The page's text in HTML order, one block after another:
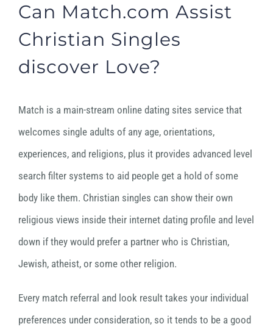
Can Match.com Assist
Christian Singles
discover Love?
Match is a main-stream online dating sites service that
welcomes single adults of any age, orientations,
experiences, and religions, plus it provides advanced level
search filter systems to aid people get a hold of some
body like them. Christian singles can show their own
religious views inside their internet dating profile and level
down if they would prefer a partner who is Christian,
Jewish, atheist, or some other religion.
Every match referral and look result takes your individual
preferences under consideration, so it tends to be a good